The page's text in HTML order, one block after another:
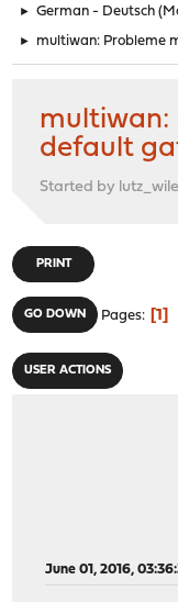
► German - Deutsch
► multiwan: Probleme
multiwan:
default
Started by
PRINT
GO DOWN Pages 1
USER ACTIONS
June 01, 2016,